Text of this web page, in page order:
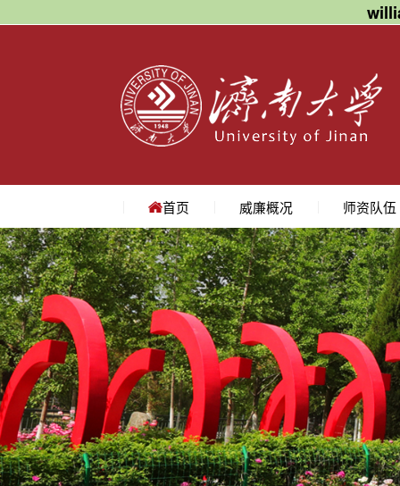
首页 威廉概况
学院简介
学院领导
机构设置
院长寄语
地理位置
师资队伍
教授
副教授
讲师
名师访谈